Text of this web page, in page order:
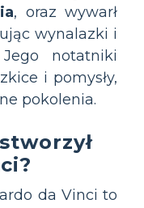
, oraz wywarł
wynalazki i
notatniki
i pomysły,
pokolenia.
da Vinci to